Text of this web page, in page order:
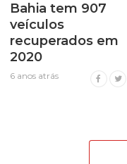
Bahia tem 907
veículos
recuperados em
2020
6 anos atrás